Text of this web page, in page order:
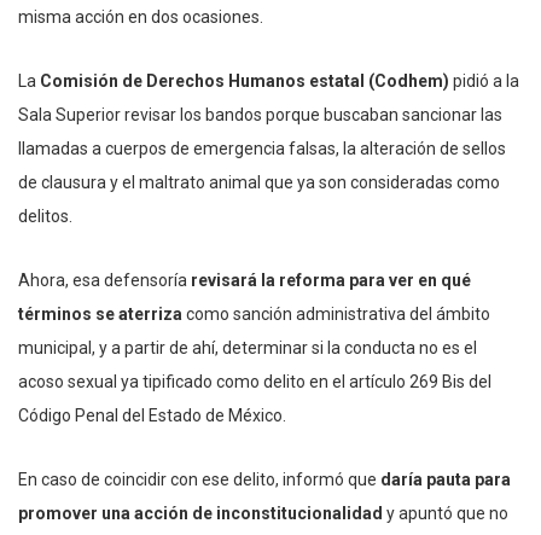
misma acción en dos ocasiones.
La Comisión de Derechos Humanos estatal (Codhem) pidió a la
Sala Superior revisar los bandos porque buscaban sancionar las
llamadas a cuerpos de emergencia falsas, la alteración de sellos
de clausura y el maltrato animal que ya son consideradas como
delitos.
Ahora, esa defensoría revisará la reforma para ver en qué
términos se aterriza como sanción administrativa del ámbito
municipal, y a partir de ahí, determinar si la conducta no es el
acoso sexual ya tipificado como delito en el artículo 269 Bis del
Código Penal del Estado de México.
En caso de coincidir con ese delito, informó que daría pauta para
promover una acción de inconstitucionalidad y apuntó que no